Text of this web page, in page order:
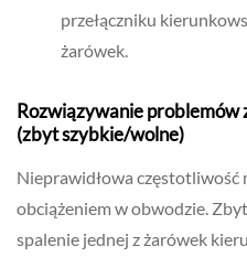
przełączniku
żarówek.
Rozwiązywanie problemów
(zbyt szybkie/wolne)
Nieprawidłowa częstotliwość
obciążeniem w obwodzie.
spalenie jednej z żarówek